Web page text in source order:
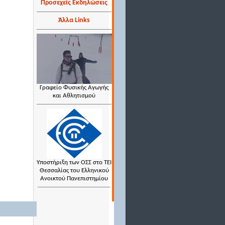
Προσεχείς Εκδηλώσεις
Άλλα Links
Γραφείο Φυσικής Αγωγής
και Αθλητισμού
Υποστήριξη των ΟΣΣ στο ΤΕΙ
Θεσσαλίας του Ελληνικού
Ανοικτού Πανεπιστημίου